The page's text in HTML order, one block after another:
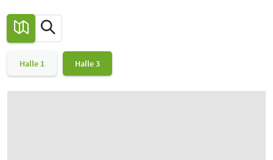
Halle 1 Halle 3